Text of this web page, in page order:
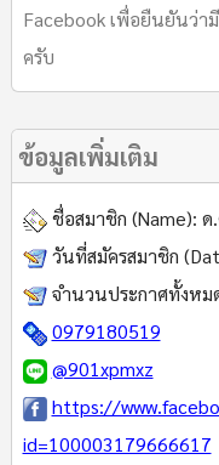
Facebook เพื่อยืนยันว่า
ครับ
ข้อมูลเพิ่มเติม
ชื่อสมาชิก (Name): ด
วันที่สมัครสมาชิก
จำนวนประกาศทั้งหม
0979180519
@901xpmxz
https://
id=100003179666617